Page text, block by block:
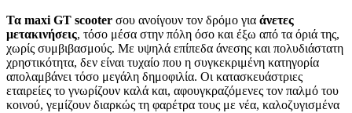
Τα maxi GT scooter σου ανοίγουν τον δρόμο για άνετες
μετακινήσεις, τόσο μέσα στην πόλη όσο και έξω από τα όριά της,
χωρίς συμβιβασμούς. Με υψηλά επίπεδα άνεσης και πολυδιάστατη
χρηστικότητα, δεν είναι τυχαίο που η συγκεκριμένη κατηγορία
απολαμβάνει τόσο μεγάλη δημοφιλία. Οι κατασκευάστριες
εταιρείες το γνωρίζουν καλά και, αφουγκραζόμενες τον παλμό του
κοινού, γεμίζουν διαρκώς τη φαρέτρα τους με νέα, καλοζυγισμένα